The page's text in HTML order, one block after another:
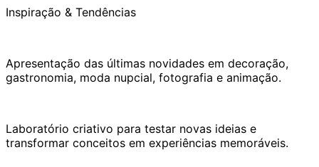
Inspiração & Tendências
Apresentação das últimas novidades em decoração,
gastronomia, moda nupcial, fotografia e animação.
Laboratório criativo para testar novas ideias e
transformar conceitos em experiências memoráveis.